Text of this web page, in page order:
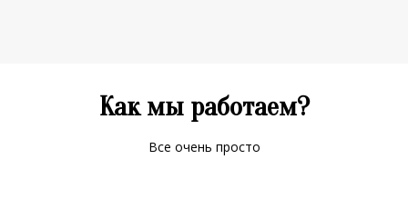
Как мы работаем?
Все очень просто